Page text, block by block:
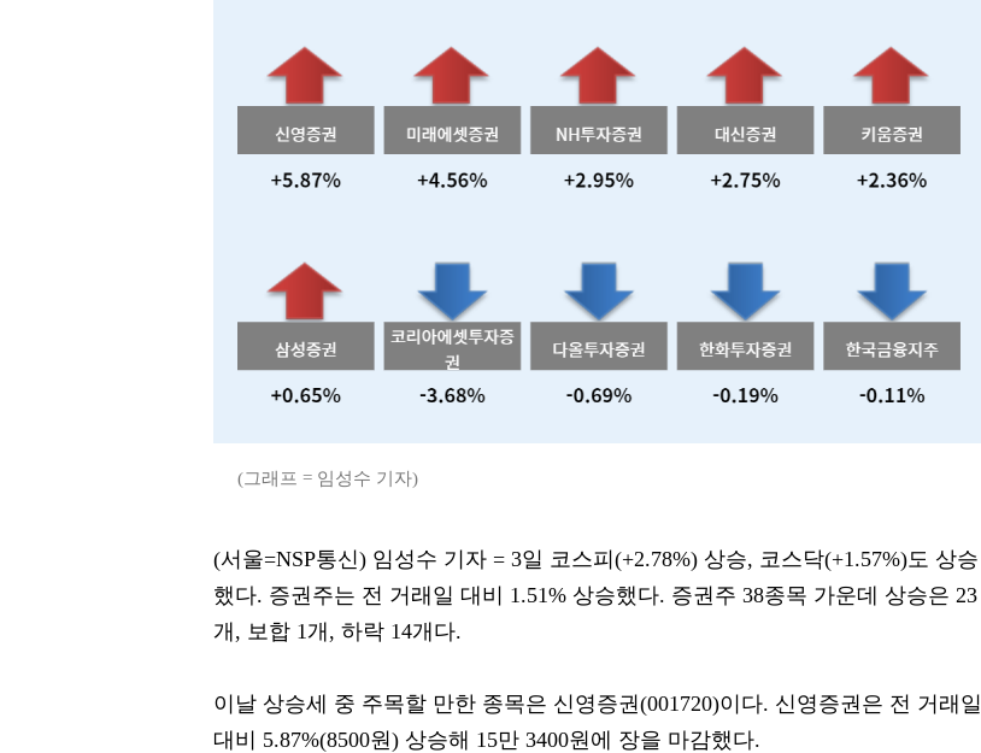
(그래프 = 임성수 기자)
(서울=NSP통신) 임성수 기자 = 3일 코스피(+2.78%) 상승, 코스닥(+1.57%)도 상승
했다. 증권주는 전 거래일 대비 1.51% 상승했다. 증권주 38종목 가운데 상승은 23
개, 보합 1개, 하락 14개다.
이날 상승세 중 주목할 만한 종목은 신영증권(001720)이다. 신영증권은 전 거래일
대비 5.87%(8500원) 상승해 15만 3400원에 장을 마감했다.